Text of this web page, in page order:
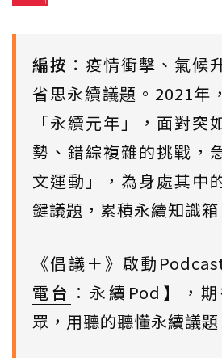
編按： 疫情衝擊、氣候
省思永續議題。2021年
「永續元年」，面對突
勢、錯綜複雜的挑戰，
文運動」，為身處其中
鍵議題，累積永續知識箱
《倡議＋》啟動
電台 ：永續Pod】，
眾，用聽的聽懂永續議題